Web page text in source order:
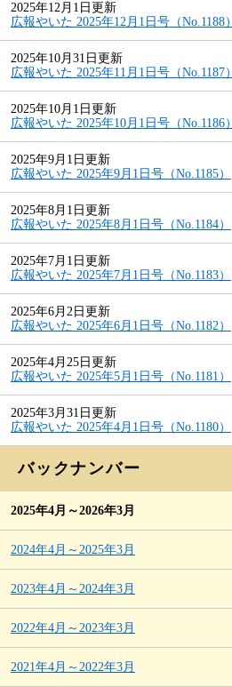
2025年12月1日更新
広報やいた 2025年12月1日号（No.1188）
2025年10月31日更新
広報やいた 2025年11月1日号（No.1187）
2025年10月1日更新
広報やいた 2025年10月1日号（No.1186）
2025年9月1日更新
広報やいた 2025年9月1日号（No.1185）
2025年8月1日更新
広報やいた 2025年8月1日号（No.1184）
2025年7月1日更新
広報やいた 2025年7月1日号（No.1183）
2025年6月2日更新
広報やいた 2025年6月1日号（No.1182）
2025年4月25日更新
広報やいた 2025年5月1日号（No.1181）
2025年3月31日更新
広報やいた 2025年4月1日号（No.1180）
バックナンバー
2025年4月～2026年3月
2024年4月～2025年3月
2023年4月～2024年3月
2022年4月～2023年3月
2021年4月～2022年3月